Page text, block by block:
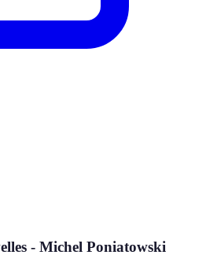
- Michel Poniatowski